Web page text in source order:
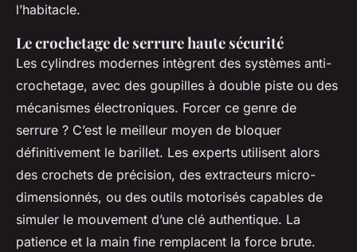
l’habitacle.
Le crochetage de serrure haute sécurité
Les cylindres modernes intègrent des systèmes anti-
crochetage, avec des goupilles à double piste ou des
mécanismes électroniques. Forcer ce genre de
serrure ? C’est le meilleur moyen de bloquer
définitivement le barillet. Les experts utilisent alors
des crochets de précision, des extracteurs micro-
dimensionnés, ou des outils motorisés capables de
simuler le mouvement d’une clé authentique. La
patience et la main fine remplacent la force brute.